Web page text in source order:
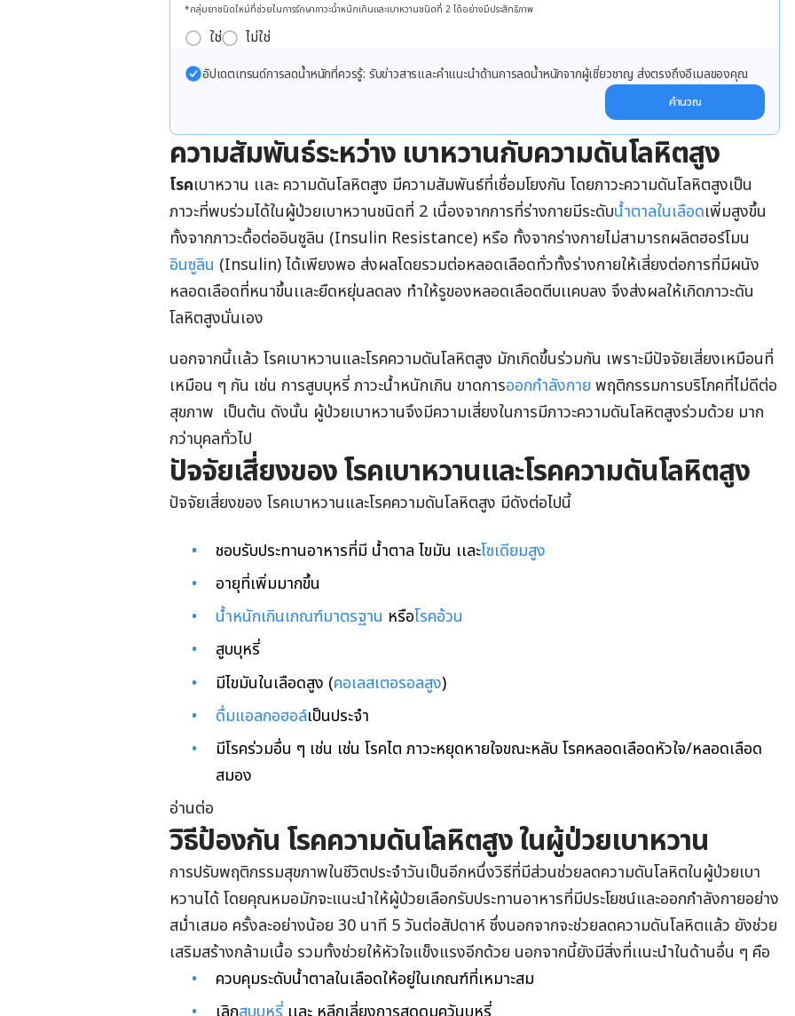
*กลุ่มยาชนิดใหม่ที่ช่วยในการรักษาภาวะน้ำหนักเกินและเบาหวานชนิดที่ 2 ได้อย่างมีประสิทธิภาพ
ใช่ ไม่ใช่
อัปเดตเทรนด์การลดน้ำหนักที่ควรรู้: รับข่าวสารและคำแนะนำด้านการลดน้ำหนักจากผู้เชี่ยวชาญ ส่งตรงถึงอีเมลของคุณ
คำนวณ
ความสัมพันธ์ระหว่าง เบาหวานกับความดันโลหิตสูง
โรคเบาหวาน เเละ ความดันโลหิตสูง มีความสัมพันธ์ที่เชื่อมโยงกัน โดยภาวะความดันโลหิตสูงเป็น
ภาวะที่พบร่วมได้ในผู้ป่วยเบาหวานชนิดที่ 2 เนื่องจากการที่ร่างกายมีระดับน้ำตาลในเลือดเพิ่มสูงขึ้น
ทั้งจากภาวะดื้อต่ออินซูลิน (​Insulin Resistance) หรือ ทั้งจากร่างกายไม่สามารถผลิตฮอร์โมน
อินซูลิน (Insulin) ได้เพียงพอ ส่งผลโดยรวมต่อหลอดเลือดทั่วทั้งร่างกายให้เสี่ยงต่อการที่มีผนัง
หลอดเลือดที่หนาขึ้นเเละยืดหยุ่นลดลง ทำให้รูของหลอดเลือดตีบเเคบลง จึงส่งผลให้เกิดภาวะดัน
โลหิตสูงนั่นเอง
นอกจากนี้เเล้ว โรคเบาหวานและโรคความดันโลหิตสูง มักเกิดขึ้นร่วมกัน เพราะมีปัจจัยเสี่ยงเหมือนที่
เหมือน ๆ กัน เช่น การสูบบุหรี่ ภาวะน้ำหนักเกิน ขาดการออกกำลังกาย พฤติกรรมการบริโภคที่ไม่ดีต่อ
สุขภาพ เป็นต้น ดังนั้น ผู้ป่วยเบาหวานจึงมีความเสี่ยงในการมีภาวะความดันโลหิตสูงร่วมด้วย มาก
กว่าบุคลทั่วไป
ปัจจัยเสี่ยงของ โรคเบาหวานและโรคความดันโลหิตสูง
ปัจจัยเสี่ยงของ โรคเบาหวานและโรคความดันโลหิตสูง มีดังต่อไปนี้
ชอบรับประทานอาหารที่มี น้ำตาล ไขมัน เเละโซเดียมสูง
อายุที่เพิ่มมากขึ้น
น้ำหนักเกินเกณฑ์มาตรฐาน หรือโรคอ้วน
สูบบุหรี่
มีไขมันในเลือดสูง (คอเลสเตอรอลสูง)
ดื่มแอลกอฮอล์เป็นประจำ
มีโรคร่วมอื่น ๆ เช่น เช่น โรคไต ภาวะหยุดหายใจขณะหลับ โรคหลอดเลือดหัวใจ/หลอดเลือด
สมอง
อ่านต่อ
วิธีป้องกัน โรคความดันโลหิตสูง ในผู้ป่วยเบาหวาน
การปรับพฤติกรรมสุขภาพในชีวิตประจำวันเป็นอีกหนึ่งวิธีที่มีส่วนช่วยลดความดันโลหิตในผู้ป่วยเบา
หวานได้ โดยคุณหมอมักจะแนะนำให้ผู้ป่วยเลือกรับประทานอาหารที่มีประโยชน์และออกกำลังกายอย่าง
สม่ำเสมอ ครั้งละอย่างน้อย 30 นาที 5 วันต่อสัปดาห์ ซึ่งนอกจากจะช่วยลดความดันโลหิตแล้ว ยังช่วย
เสริมสร้างกล้ามเนื้อ รวมทั้งช่วยให้หัวใจแข็งแรงอีกด้วย นอกจากนี้ยังมีสิ่งที่เเนะนำในด้านอื่น ๆ คือ
ควบคุมระดับน้ำตาลในเลือดให้อยู่ในเกณฑ์ที่เหมาะสม